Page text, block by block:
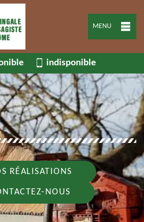
MENU
indisponible
RÉALISATIONS
NOUS